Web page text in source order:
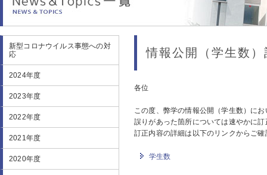
新型コロナウイルス事態への対
応
2024年度
2023年度
2022年度
2021年度
2020年度
情報公開（学生数
各位
この度、弊学の情報公開（学生数）に
誤りがあった箇所については速やかに
訂正内容の詳細は以下のリンクからご
学生数